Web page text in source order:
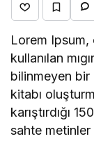
Lorem Ipsum,
kullanılan
bilinmeyen bir
kitabı
karıştırdığı
sahte metinler